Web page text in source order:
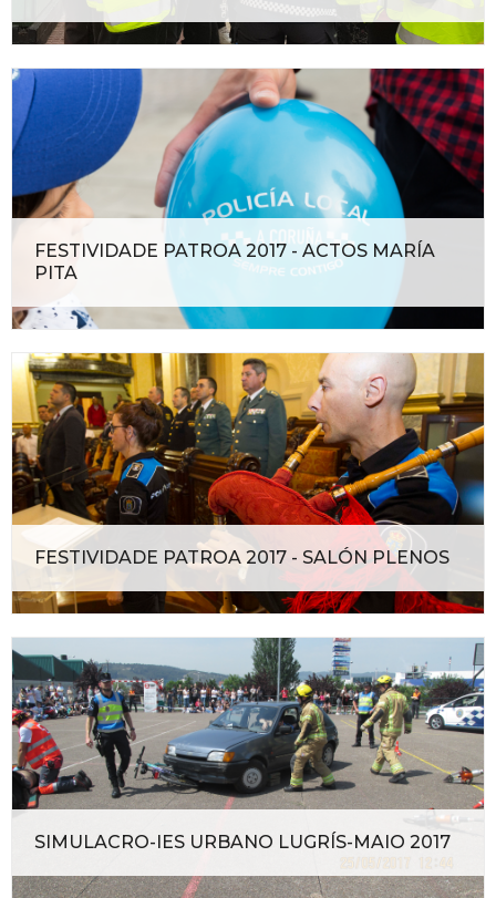
FESTIVIDADE PATROA 2017 - ACTOS MARÍA
PITA
FESTIVIDADE PATROA 2017 - SALÓN PLENOS
SIMULACRO-IES URBANO LUGRÍS-MAIO 2017